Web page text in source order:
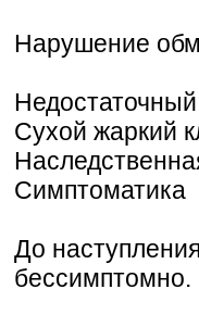
Нарушение
Сухой жаркий
Симптоматика
До
бессимптомно.